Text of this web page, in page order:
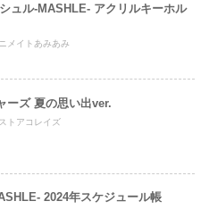
ュル-MASHLE- アクリルキーホル
メイトあみあみ
ーズ 夏の思い出ver.
トアコレイズ
2024年スケジュール帳